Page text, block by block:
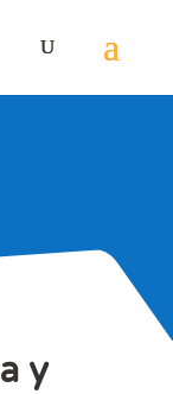
y